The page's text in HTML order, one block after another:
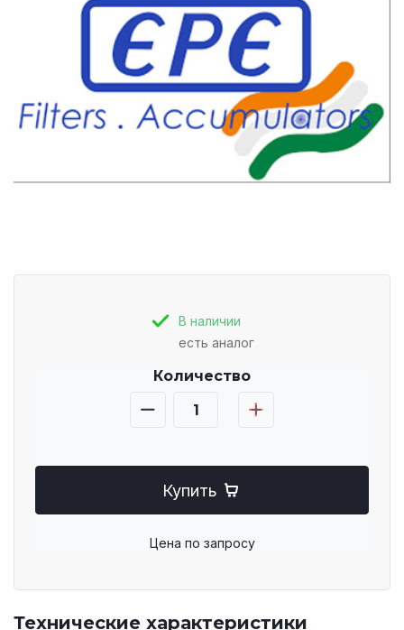
В наличии
есть аналог
Количество
Купить
Цена по запросу
Технические характеристики